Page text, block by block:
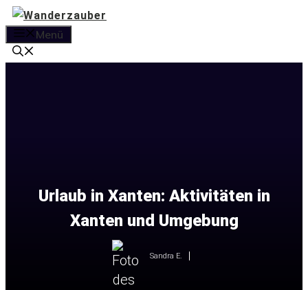
Zum
Inhalt
springen
Menü
Urlaub in Xanten: Aktivitäten in
Xanten und Umgebung
Sandra E.